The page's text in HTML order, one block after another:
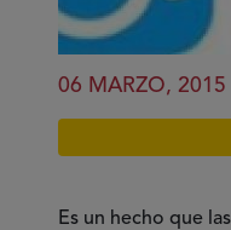
06 MARZO, 2015
Es un hecho que